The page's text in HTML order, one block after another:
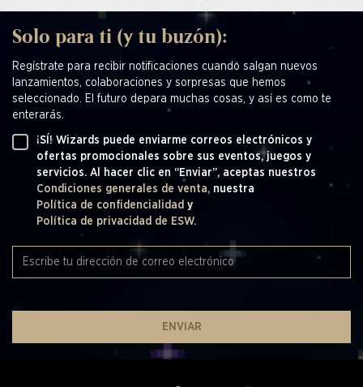
Solo para ti (y tu buzón):
Regístrate para recibir notificaciones cuando salgan nuevos
lanzamientos, colaboraciones y sorpresas que hemos
seleccionado. El futuro depara muchas cosas, y así es como te
enterarás.
¡SÍ! Wizards puede enviarme correos electrónicos y
ofertas promocionales sobre sus eventos, juegos y
servicios. Al hacer clic en “Enviar”, aceptas nuestros
Condiciones generales de venta, nuestra
Política de confidencialidad y
Política de privacidad de ESW.
ENVIAR